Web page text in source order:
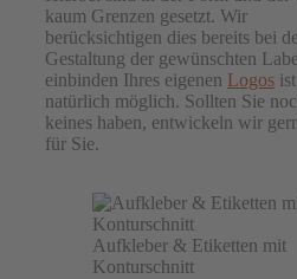
kaum Grenzen gesetzt. Wir
berücksichtigen dies bereits bei
Gestaltung der gewünschten
einbinden Ihres eigenen Logos ist
natürlich möglich. Sollten Sie
keines haben, entwickeln wir
für Sie.
Aufkleber & Etiketten mit
Konturschnitt